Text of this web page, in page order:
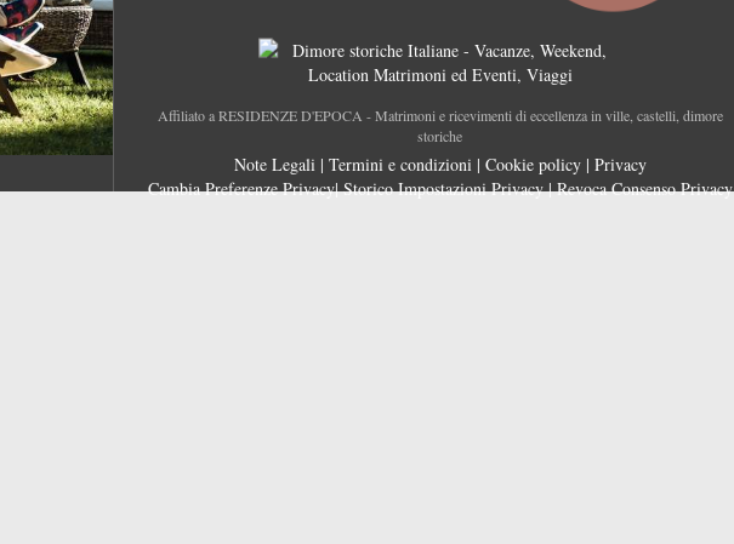
Affiliato a RESIDENZE D'EPOCA - Matrimoni e ricevimenti di eccellenza in ville, castelli, dimore
storiche
Note Legali| Termini e condizioni| Cookie policy| Privacy
Cambia Preferenze Privacy|Storico Impostazioni Privacy|Revoca Consenso Privacy